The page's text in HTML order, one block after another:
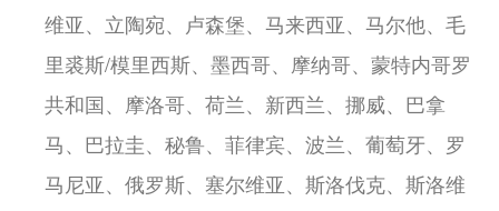
维亚、立陶宛、卢森堡、马来西亚、马尔他、毛
里裘斯/模里西斯、墨西哥、摩纳哥、蒙特内哥罗
共和国、摩洛哥、荷兰、新西兰、挪威、巴拿
马、巴拉圭、秘鲁、菲律宾、波兰、葡萄牙、罗
马尼亚、俄罗斯、塞尔维亚、斯洛伐克、斯洛维